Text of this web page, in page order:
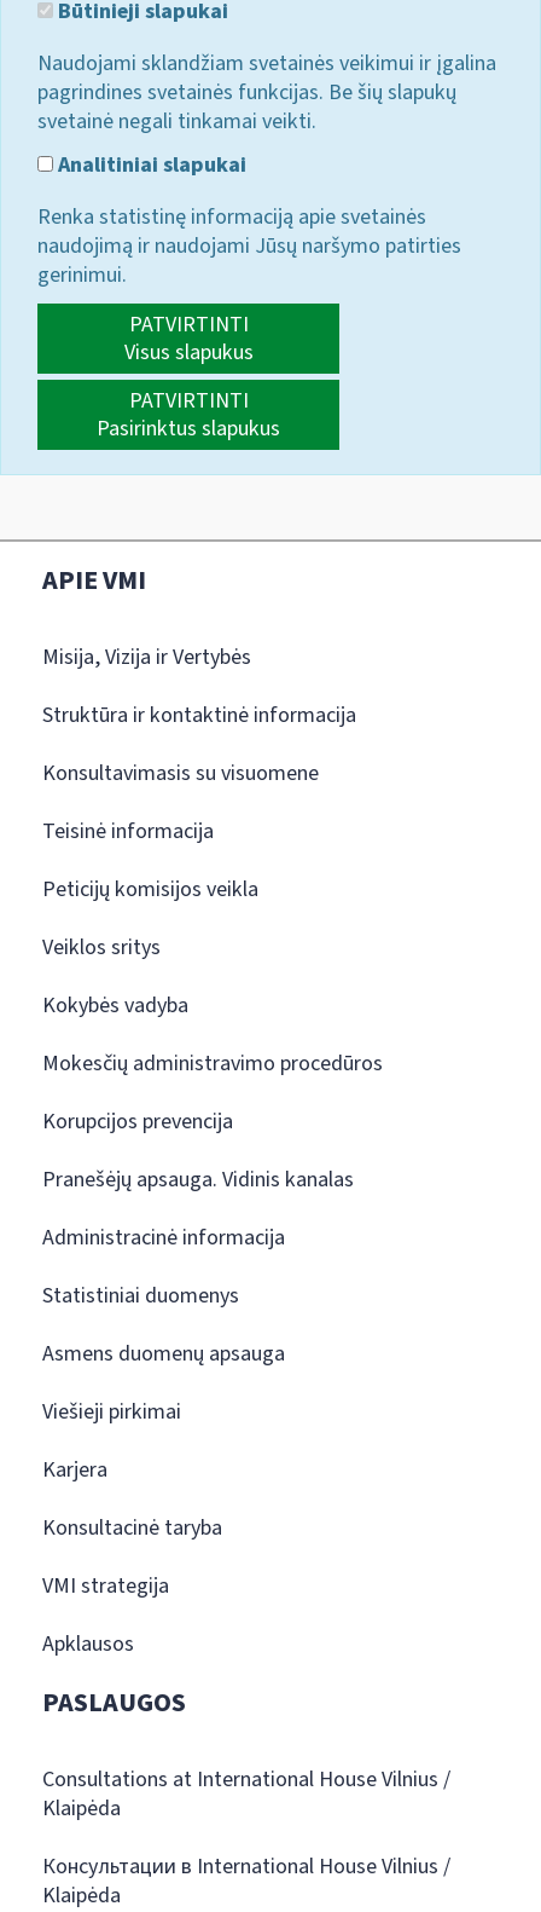
Būtinieji slapukai
Naudojami sklandžiam svetainės veikimui ir įgalina
pagrindines svetainės funkcijas. Be šių slapukų
svetainė negali tinkamai veikti.
Analitiniai slapukai
Renka statistinę informaciją apie svetainės
naudojimą ir naudojami Jūsų naršymo patirties
gerinimui.
PATVIRTINTI
Visus slapukus
PATVIRTINTI
Pasirinktus slapukus
APIE VMI
Misija, Vizija ir Vertybės
Struktūra ir kontaktinė informacija
Konsultavimasis su visuomene
Teisinė informacija
Peticijų komisijos veikla
Veiklos sritys
Kokybės vadyba
Mokesčių administravimo procedūros
Korupcijos prevencija
Pranešėjų apsauga. Vidinis kanalas
Administracinė informacija
Statistiniai duomenys
Asmens duomenų apsauga
Viešieji pirkimai
Karjera
Konsultacinė taryba
VMI strategija
Apklausos
PASLAUGOS
Consultations at International House Vilnius /
Klaipėda
Консультации в International House Vilnius /
Klaipėda